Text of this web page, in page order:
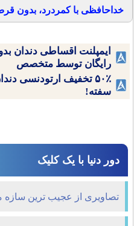
خداحافظی با کمردرد، بدون
ایمپلنت اقساطی دندان
رایگان توسط متخصص
۵۰٪ تخفیف ارتودنسی
سفته!
دور دنیا با یک کلیک
تصاویری از عجیب ترین سازه